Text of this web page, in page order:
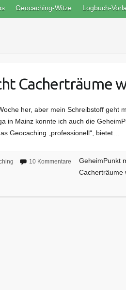
Geocaching-Witze Logbuch-
Cacherträume
her, aber mein Schreibstoff geht
in Mainz konnte ich auch die
Geocaching „professionell“, bietet…
10 Kommentare
GeheimPunkt
Cacherträume